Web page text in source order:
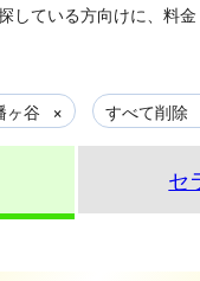
している方向けに、料
ヶ谷 × すべて削除
セ